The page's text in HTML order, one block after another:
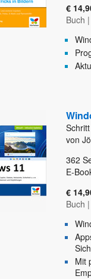
€
Buch |
von
362
E-
€
Buch |
Mit